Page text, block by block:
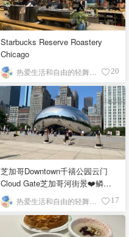
Starbucks Reserve Roastery
Chicago
20
芝加哥Downtown千禧公园云门
Cloud Gate芝加哥河街景❤️鳞次
栉比的高楼
17